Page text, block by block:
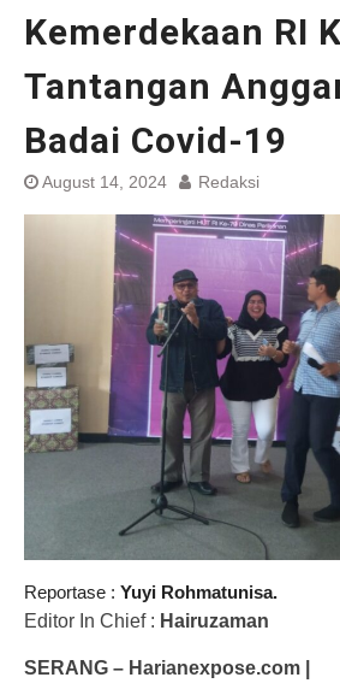
Kemerdekaan RI
Tantangan
Badai Covid-19
August 14, 2024 Redaksi
Reportase : Yuyi Rohmatunisa.
Editor In Chief : Hairuzaman
SERANG – Harianexpose.com |